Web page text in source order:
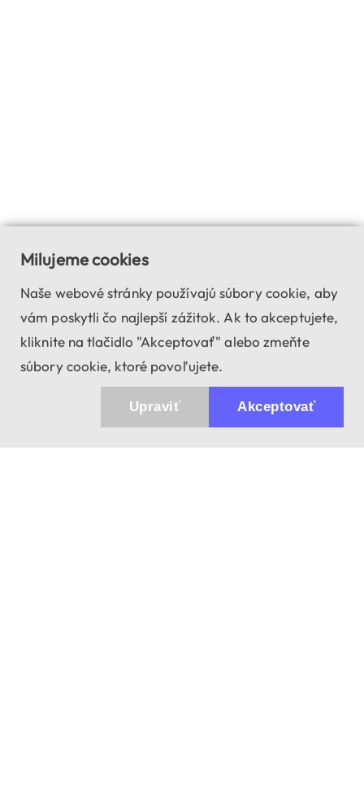
Milujeme cookies
Naše webové stránky používajú súbory cookie, aby
vám poskytli čo najlepší zážitok. Ak to akceptujete,
kliknite na tlačidlo "Akceptovať" alebo zmeňte
súbory cookie, ktoré povoľujete.
Akceptovať
Upraviť